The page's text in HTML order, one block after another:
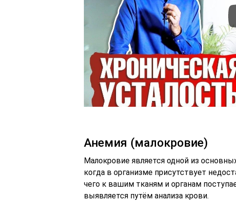
Анемия (малокровие)
Малокровие является одной из
когда в организме присутствует
чего к вашим тканям и органам
выявляется путём анализа крови.